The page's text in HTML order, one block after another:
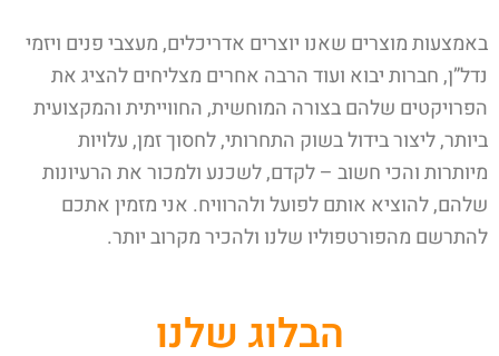
באמצעות מוצרים שאנו יוצרים אדריכלים, מעצבי פנים ויזמי
נדל”ן, חברות יבוא ועוד הרבה אחרים מצליחים להציג את
הפרויקטים שלהם בצורה המוחשית, החווייתית והמקצועית
ביותר, ליצור בידול בשוק התחרותי, לחסוך זמן, עלויות
מיותרות והכי חשוב – לקדם, לשכנע ולמכור את הרעיונות
שלהם, להוציא אותם לפועל ולהרוויח. אני מזמין אתכם
להתרשם מהפורטפוליו שלנו ולהכיר מקרוב יותר.
הבלוג שלנו